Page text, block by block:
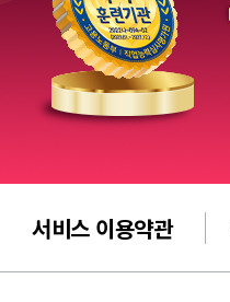
서비스 이용약관